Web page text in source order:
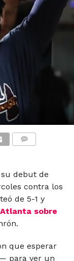
su debut de
contra los
de 5-1 y
sobre
que esperar
para ver un